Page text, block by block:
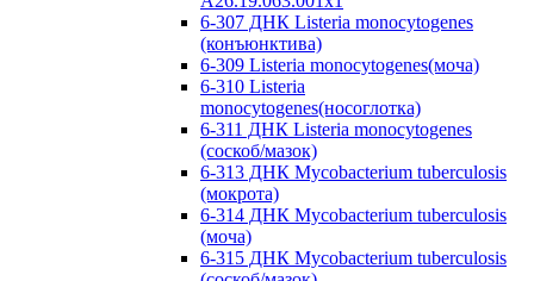
6-307 ДНК Listeria monocytogenes
(конъюнктива)
6-309 Listeria monocytogenes(моча)
6-310 Listeria
monocytogenes(носоглотка)
6-311 ДНК Listeria monocytogenes
(соскоб/мазок)
6-313 ДНК Mycobacterium tuberculosis
(мокрота)
6-314 ДНК Mycobacterium tuberculosis
(моча)
6-315 ДНК Mycobacterium tuberculosis